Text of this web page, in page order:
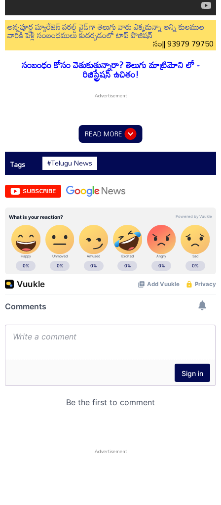
అన్నపూర్ణ మ్యారేజెస్ వరల్డ్ వైడ్‌గా తెలుగు వారు ఎక్కడున్నా అన్ని కులముల
వారికి పెళ్లి సంబంధములు కుదర్చడంలో టాప్ పొజిషన్
సం|| 93979 79750
సంబంధం కోసం వెతుకుతున్నారా? తెలుగు మాట్రిమోని లో -
రిజిస్ట్రేషన్ ఉచితం!
READ MORE
Tags #Telugu News
SUBSCRIBE